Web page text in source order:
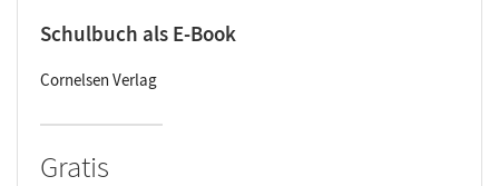
Schulbuch als E-Book
Cornelsen Verlag
Gratis